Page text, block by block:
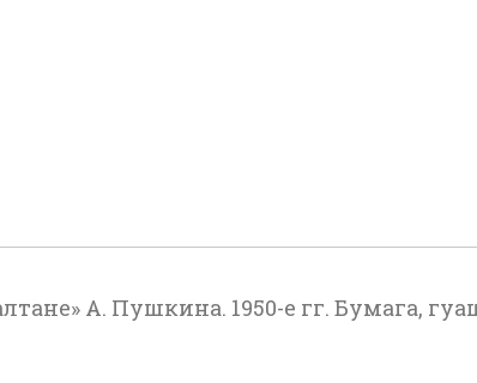
А. Пушкина. 1950-е гг. Бумага,